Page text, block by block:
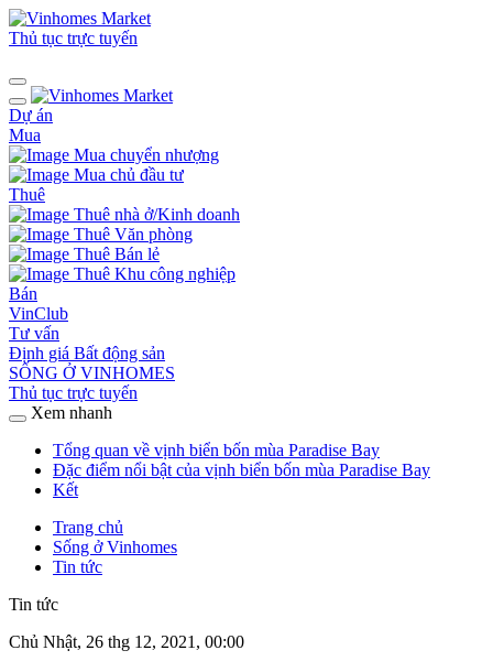
Thủ tục trực tuyến
Dự án
Mua
Mua chuyển nhượng
Mua chủ đầu tư
Thuê
Thuê nhà ở/Kinh doanh
Thuê Văn phòng
Thuê Bán lẻ
Thuê Khu công nghiệp
Bán
VinClub
Tư vấn
Định giá Bất động sản
SỐNG Ở VINHOMES
Thủ tục trực tuyến
Xem nhanh
Tổng quan về vịnh biển bốn mùa Paradise Bay
Đặc điểm nổi bật của vịnh biển bốn mùa Paradise Bay
Kết
Trang chủ
Sống ở Vinhomes
Tin tức
Tin tức
Chủ Nhật, 26 thg 12, 2021, 00:00